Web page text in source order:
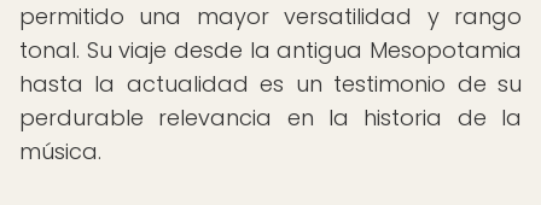
permitido una mayor versatilidad y rango
tonal. Su viaje desde la antigua Mesopotamia
hasta la actualidad es un testimonio de su
perdurable relevancia en la historia de la
música.